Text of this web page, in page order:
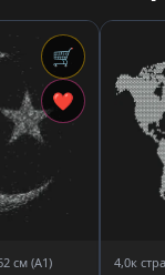
🛒
❤
см (A1) 4,0к